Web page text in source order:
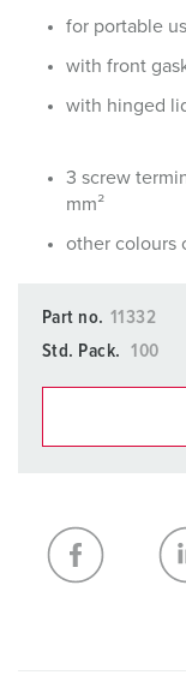
for portable
with front
with hinged
3 screw
mm²
other colours
Part no. 11332
Std. Pack.
100
My list